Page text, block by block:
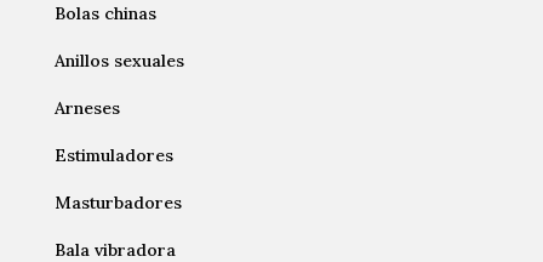
Bolas chinas
Anillos sexuales
Arneses
Estimuladores
Masturbadores
Bala vibradora